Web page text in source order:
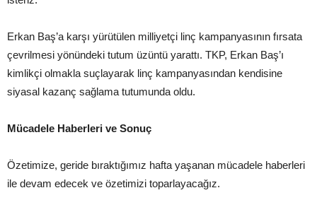
Erkan Baş’a karşı yürütülen milliyetçi linç kampanyasının fırsata
çevrilmesi yönündeki tutum üzüntü yarattı. TKP, Erkan Baş’ı
kimlikçi olmakla suçlayarak linç kampanyasından kendisine
siyasal kazanç sağlama tutumunda oldu.
Mücadele Haberleri ve Sonuç
Özetimize, geride bıraktığımız hafta yaşanan mücadele haberleri
ile devam edecek ve özetimizi toparlayacağız.